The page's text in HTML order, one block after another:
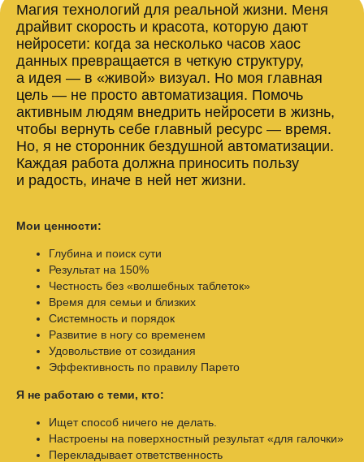
Магия технологий для реальной жизни. Меня
драйвит скорость и красота, которую дают
нейросети: когда за несколько часов хаос
данных превращается в четкую структуру,
а идея — в «живой» визуал. Но моя главная
цель — не просто автоматизация. Помочь
активным людям внедрить нейросети в жизнь,
чтобы вернуть себе главный ресурс — время.
Но, я не сторонник бездушной автоматизации.
Каждая работа должна приносить пользу
и радость, иначе в ней нет жизни.
Мои ценности:
Глубина и поиск сути
Результат на 150%
Честность без «волшебных таблеток»
Время для семьи и близких
Системность и порядок
Развитие в ногу со временем
Удовольствие от созидания
Эффективность по правилу Парето
Я не работаю с теми, кто:
Ищет способ ничего не делать.
Настроены на поверхностный результат «для галочки»
Перекладывает ответственность